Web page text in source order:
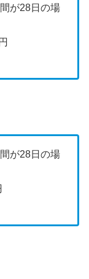
が28日の場
が28日の場